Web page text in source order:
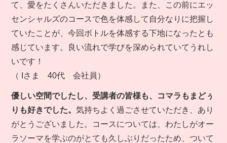
て、愛をたくさんいただきました。また、この前にエッ
センシャルズのコースで色を体感して自分なりに把握し
ていたことが、今回ボトルを体感する下地になったとも
感じています。良い流れで学びを深められていてうれし
いです！
（ Iさま 40代 会社員）
優しい空間でしたし、受講者の皆様も、コマラもまどぅ
りも好きでした。気持ちよく過ごさせていただき、あり
がとうございました。コースについては、わたしがオー
ラソーマを学ぶのがとても久しぶりだったため、ついて